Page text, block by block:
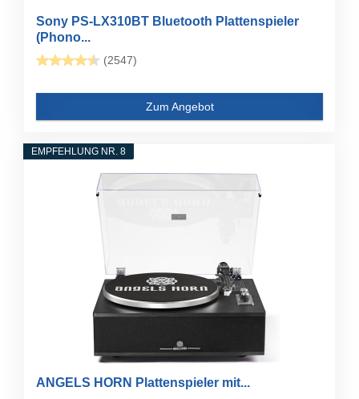
Sony PS-LX310BT Bluetooth Plattenspieler
(Phono...
(2547)
Zum Angebot
EMPFEHLUNG NR. 8
ANGELS HORN Plattenspieler mit...